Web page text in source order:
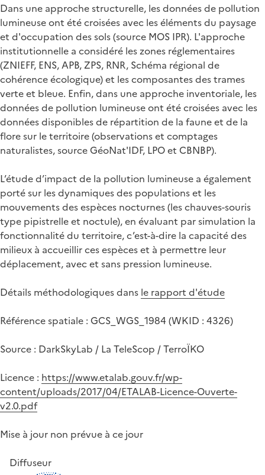
Dans une approche structurelle, les données de pollution
lumineuse ont été croisées avec les éléments du paysage
et d'occupation des sols (source MOS IPR). L'approche
institutionnelle a considéré les zones réglementaires
(ZNIEFF, ENS, APB, ZPS, RNR, Schéma régional de
cohérence écologique) et les composantes des trames
verte et bleue. Enfin, dans une approche inventoriale, les
données de pollution lumineuse ont été croisées avec les
données disponibles de répartition de la faune et de la
flore sur le territoire (observations et comptages
naturalistes, source GéoNat'IDF, LPO et CBNBP).
L’étude d’impact de la pollution lumineuse a également
porté sur les dynamiques des populations et les
mouvements des espèces nocturnes (les chauves-souris
type pipistrelle et noctule), en évaluant par simulation la
fonctionnalité du territoire, c’est-à-dire la capacité des
milieux à accueillir ces espèces et à permettre leur
déplacement, avec et sans pression lumineuse.
Détails méthodologiques dans le rapport d'étude
Référence spatiale : GCS_WGS_1984 (WKID : 4326)
Source : DarkSkyLab / La TeleScop / TerroÏKO
Licence : https://www.etalab.gouv.fr/wp-
content/uploads/2017/04/ETALAB-Licence-Ouverte-
v2.0.pdf
Mise à jour non prévue à ce jour
Diffuseur